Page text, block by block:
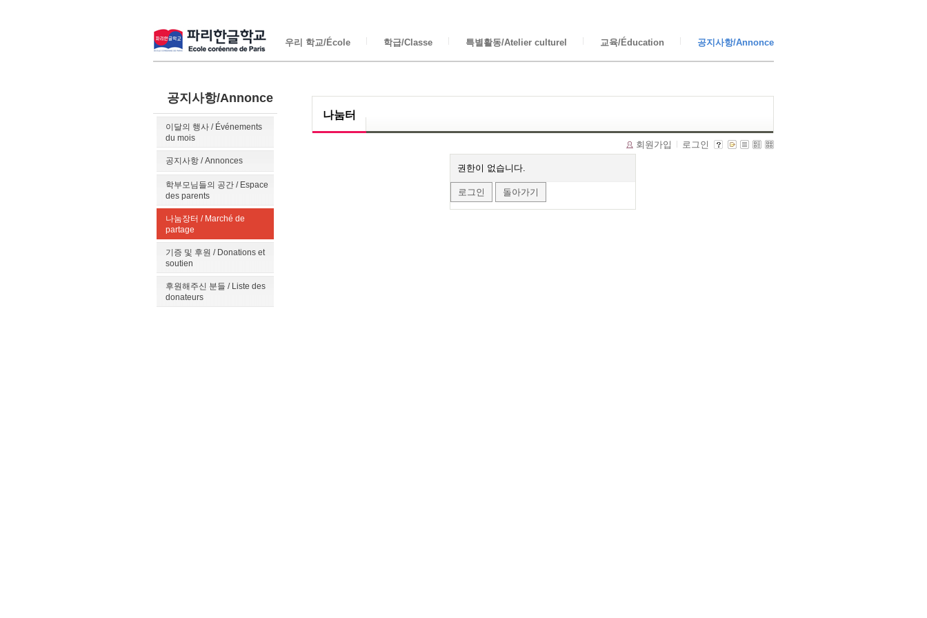
우리 학교/École 학급/Classe 특별활동/Atelier culturel 교육/Éducation 공지사항/Annonce
공지사항/Annonce
이달의 행사 / Événements
du mois
공지사항 / Annonces
학부모님들의 공간 / Espace
des parents
나눔장터 / Marché de
partage
기증 및 후원 / Donations et
soutien
후원해주신 분들 / Liste des
donateurs
나눔터
회원가입 로그인
권한이 없습니다.
로그인 돌아가기